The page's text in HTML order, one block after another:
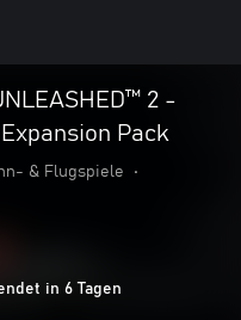
2 -
Pack
& Flugspiele
•
in 6 Tagen